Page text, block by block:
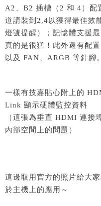
A2、B2 插槽（2 和 4）配
道請裝到2,4以獲得最佳效
燈號提醒）；記憶體支援
真的是很猛！此外還有配
以及 FAN、ARGB 等針腳。
一樣有技嘉貼心附上的
Link 顯示硬體監控資料
（這張為垂直 HDMI 連接
內部空間上的問題）
這邊取用官方的照片給大
於主機上的應用～